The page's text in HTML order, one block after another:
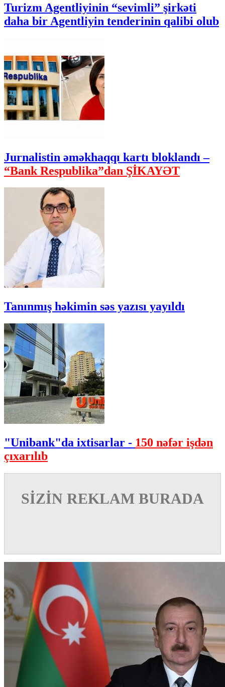
Turizm Agentliyinin “sevimli” şirkəti
daha bir Agentliyin tenderinin qalibi olub
Jurnalistin əməkhaqqı kartı bloklandı –
“Bank Respublika”dan ŞİKAYƏT
Tanınmış həkimin səs yazısı yayıldı
"Unibank"da ixtisarlar - 150 nəfər işdən
çıxarılıb
SİZİN REKLAM BURADA